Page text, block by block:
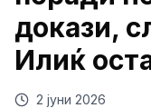
докази,
Илиќ
2 јуни 2026